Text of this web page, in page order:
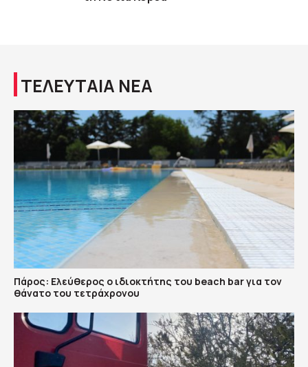
ΤΕΛΕΥΤΑΙΑ ΝΕΑ
Πάρος: Ελεύθερος ο ιδιοκτήτης του beach bar για τον
θάνατο του τετράχρονου